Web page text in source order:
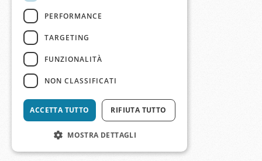
PERFORMANCE
TARGETING
FUNZIONALITÀ
NON CLASSIFICATI
ACCETTA TUTTO RIFIUTA TUTTO
MOSTRA DETTAGLI